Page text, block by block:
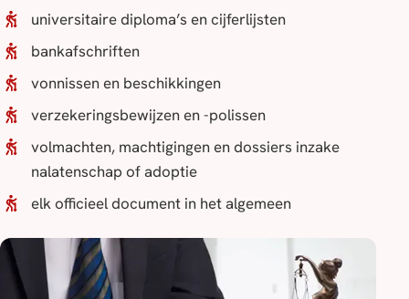
universitaire diploma’s en cijferlijsten
bankafschriften
vonnissen en beschikkingen
verzekeringsbewijzen en -polissen
volmachten, machtigingen en dossiers inzake
nalatenschap of adoptie
elk officieel document in het algemeen